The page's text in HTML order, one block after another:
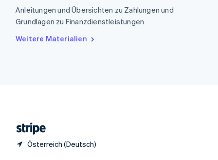
Anleitungen und Übersichten zu Zahlungen und
Grundlagen zu Finanzdienstleistungen
Weitere Materialien
Österreich (Deutsch)
Tschechische Republik
English
English